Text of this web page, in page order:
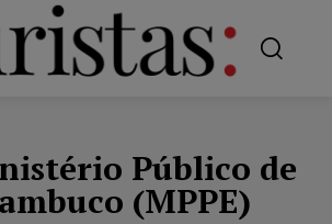
Público de
(MPPE)